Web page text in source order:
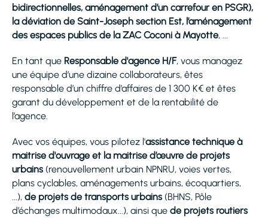
bidirectionnelles, aménagement d’un carrefour en PSGR),
la déviation de Saint-Joseph section Est, l’aménagement
des espaces publics de la ZAC Coconi à Mayotte, ...
En tant que Responsable d'agence H/F, vous managez
une équipe d’une dizaine collaborateurs, êtes
responsable d’un chiffre d’affaires de 1 300 K€ et êtes
garant du développement et de la rentabilité de
l’agence.
Avec vos équipes, vous pilotez l'assistance technique à
maitrise d'ouvrage et la maitrise d’œuvre de projets
urbains (renouvellement urbain NPNRU, voies vertes,
plans cyclables, aménagements urbains, écoquartiers,
...), de projets de transports urbains (BHNS, Pôle
d’échanges multimodaux...), ainsi que de projets routiers